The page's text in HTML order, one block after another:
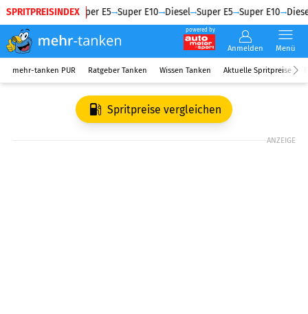
SPRITPREISINDEX
Diesel Super E5 Super E10 Diesel Super E5 Super E10 Diesel
powered by
Anmelden Menü
mehr-tanken PUR Ratgeber Tanken Wissen Tanken Aktuelle Spritpreise
Spritpreise vergleichen
ANZEIGE